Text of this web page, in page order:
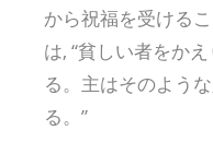
から祝福を受ける
は, “貧しい者をか
る。主はそのよう
る。”